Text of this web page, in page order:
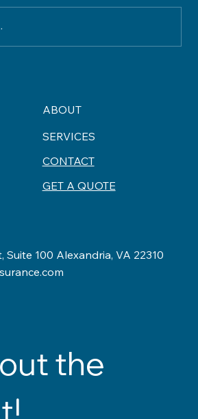
ABOUT
SERVICES
CONTACT
GET A QUOTE
Suite 100 Alexandria, VA 22310
the